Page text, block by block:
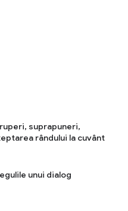
suprapuneri,
rândului la cuvânt
unui dialog